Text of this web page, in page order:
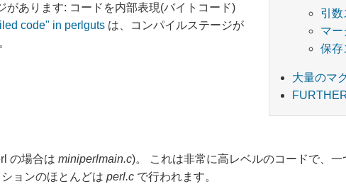
引数
マー
保存
大量のマ
あります: コードを内部表現(バイトコード)
code" in perlgutsは、コンパイルステージが
の場合は miniperlmain.c)。 これは非常に高レベルのコードで、一
ョンのほとんどは perl.cで行われます。